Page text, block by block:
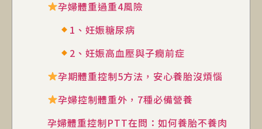
孕婦體重過重4風險
1、妊娠糖尿病
2、妊娠高血壓與子癇前症
孕期體重控制5方法，安心養胎沒煩惱
孕婦控制體重外，7種必備營養
孕婦體重控制PTT在問：如何養胎不養肉